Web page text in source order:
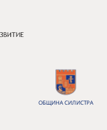
ОБЩИНА СИЛИСТРА